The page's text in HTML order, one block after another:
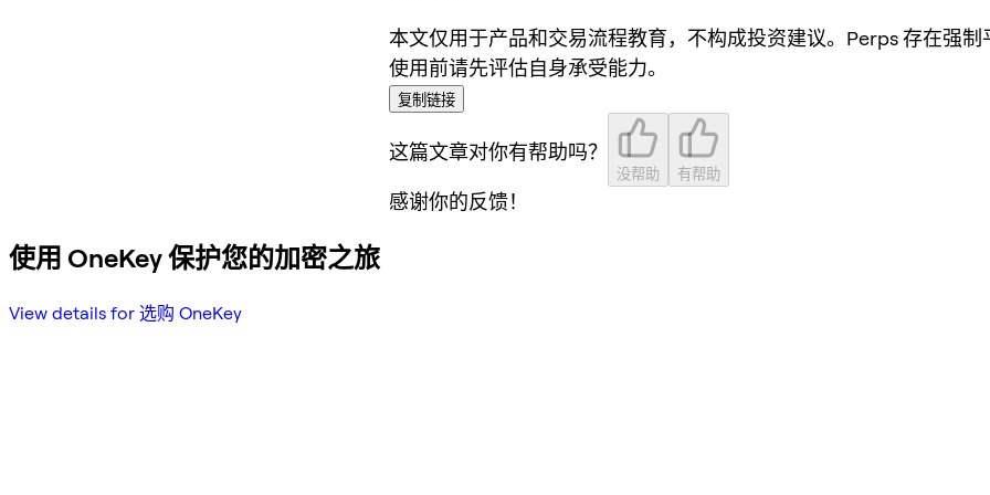
本文仅用于产品和交易流程教育，不构成投资建议。Perps 存在强制
使用前请先评估自身承受能力。
复制链接
这篇文章对你有帮助吗？
没帮助 有帮助
感谢你的反馈！
使用 OneKey 保护您的加密之旅
View details for 选购 OneKey